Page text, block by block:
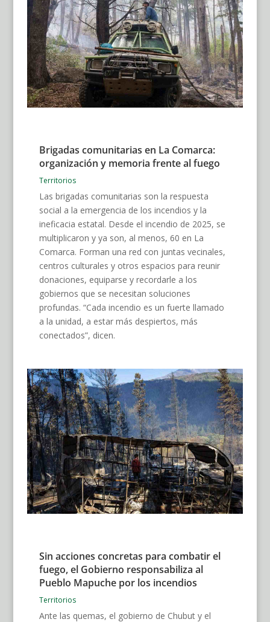
Brigadas comunitarias en La Comarca:
organización y memoria frente al fuego
Territorios
Las brigadas comunitarias son la respuesta
social a la emergencia de los incendios y la
ineficacia estatal. Desde el incendio de 2025, se
multiplicaron y ya son, al menos, 60 en La
Comarca. Forman una red con juntas vecinales,
centros culturales y otros espacios para reunir
donaciones, equiparse y recordarle a los
gobiernos que se necesitan soluciones
profundas. “Cada incendio es un fuerte llamado
a la unidad, a estar más despiertos, más
conectados”, dicen.
Sin acciones concretas para combatir el
fuego, el Gobierno responsabiliza al
Pueblo Mapuche por los incendios
Territorios
Ante las quemas, el gobierno de Chubut y el